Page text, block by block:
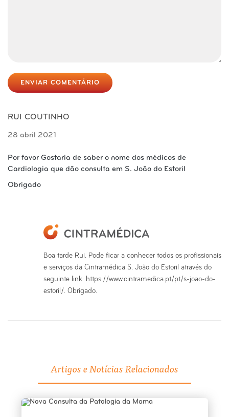
ENVIAR COMENTÁRIO
RUI COUTINHO
28 abril 2021
Por favor Gostaria de saber o nome dos médicos de
Cardiologia que dão consulta em S. João do Estoril
Obrigado
Boa tarde Rui. Pode ficar a conhecer todos os profissionais
e serviços da Cintramédica S. João do Estoril através do
seguinte link: https://www.cintramedica.pt/pt/s-joao-do-
estoril/. Obrigado.
Artigos e Notícias Relacionados